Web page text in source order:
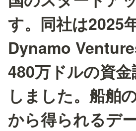
す。同社は2025
Dynamo
480万ドルの資
しました。船舶
から得られるデ